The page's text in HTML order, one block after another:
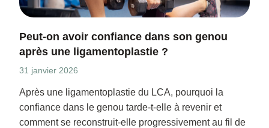
Peut-on avoir confiance dans son genou
après une ligamentoplastie ?
31 janvier 2026
Après une ligamentoplastie du LCA, pourquoi la
confiance dans le genou tarde-t-elle à revenir et
comment se reconstruit-elle progressivement au fil de